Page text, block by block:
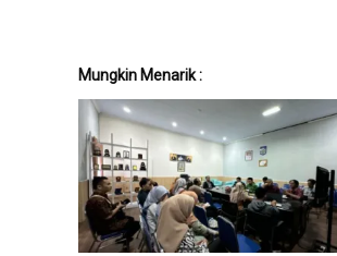
Mungkin Menarik :